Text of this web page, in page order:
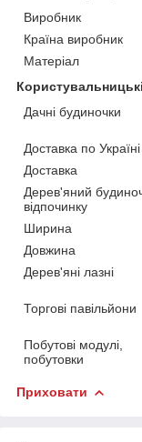
Виробник
Країна виробник
Матеріал
Дачні будиночки
Доставка по Україні
Доставка
Дерев'яний
відпочинку
Ширина
Довжина
Дерев'яні лазні
Торгові павільйони
Побутові модулі,
побутовки
Приховати